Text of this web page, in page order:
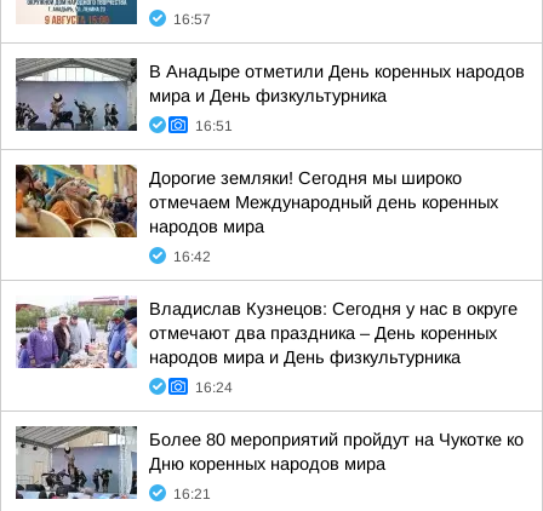
16:57
В Анадыре отметили День коренных народов
мира и День физкультурника
16:51
Дорогие земляки! Сегодня мы широко
отмечаем Международный день коренных
народов мира
16:42
Владислав Кузнецов: Сегодня у нас в округе
отмечают два праздника – День коренных
народов мира и День физкультурника
16:24
Более 80 мероприятий пройдут на Чукотке ко
Дню коренных народов мира
16:21